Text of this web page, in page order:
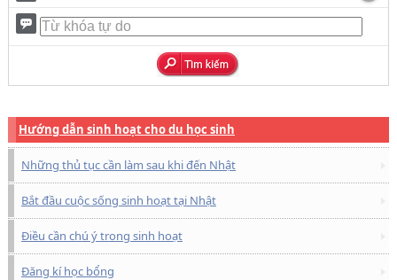
Hướng dẫn sinh hoạt cho du học sinh
Những thủ tục cần làm sau khi đến Nhật
Bắt đầu cuộc sống sinh hoạt tại Nhật
Điều cần chú ý trong sinh hoạt
Đăng kí học bổng